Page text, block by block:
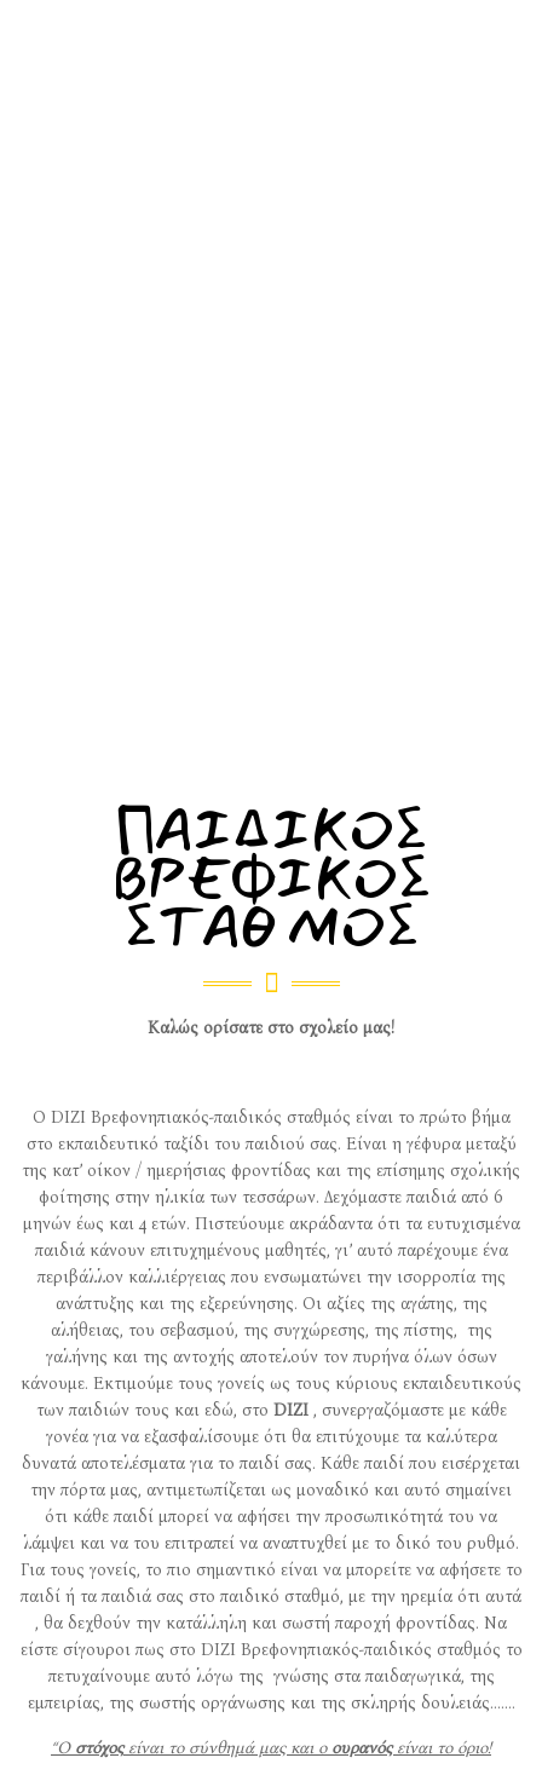
ΠΑΙΔΙΚΟΣ
ΒΡΕΦΙΚΟΣ
ΣΤΑΘΜΟΣ
Καλώς ορίσατε στο σχολείο μας!
Ο DIZI Βρεφονηπιακός-παιδικός σταθμός είναι το πρώτο βήμα
στο εκπαιδευτικό ταξίδι του παιδιού σας. Είναι η γέφυρα μεταξύ
της κατ’ οίκον / ημερήσιας φροντίδας και της επίσημης σχολικής
φοίτησης στην ηλικία των τεσσάρων. Δεχόμαστε παιδιά από 6
μηνών έως και 4 ετών. Πιστεύουμε ακράδαντα ότι τα ευτυχισμένα
παιδιά κάνουν επιτυχημένους μαθητές, γι’ αυτό παρέχουμε ένα
περιβάλλον καλλιέργειας που ενσωματώνει την ισορροπία της
ανάπτυξης και της εξερεύνησης. Οι αξίες της αγάπης, της
αλήθειας, του σεβασμού, της συγχώρεσης, της πίστης, της
γαλήνης και της αντοχής αποτελούν τον πυρήνα όλων όσων
κάνουμε. Εκτιμούμε τους γονείς ως τους κύριους εκπαιδευτικούς
των παιδιών τους και εδώ, στο DIZI , συνεργαζόμαστε με κάθε
γονέα για να εξασφαλίσουμε ότι θα επιτύχουμε τα καλύτερα
δυνατά αποτελέσματα για το παιδί σας. Κάθε παιδί που εισέρχεται
την πόρτα μας, αντιμετωπίζεται ως μοναδικό και αυτό σημαίνει
ότι κάθε παιδί μπορεί να αφήσει την προσωπικότητά του να
λάμψει και να του επιτραπεί να αναπτυχθεί με το δικό του ρυθμό.
Για τους γονείς, το πιο σημαντικό είναι να μπορείτε να αφήσετε το
παιδί ή τα παιδιά σας στο παιδικό σταθμό, με την ηρεμία ότι αυτά
, θα δεχθούν την κατάλληλη και σωστή παροχή φροντίδας. Να
είστε σίγουροι πως στο DIZI Βρεφονηπιακός-παιδικός σταθμός το
πετυχαίνουμε αυτό λόγω της γνώσης στα παιδαγωγικά, της
εμπειρίας, της σωστής οργάνωσης και της σκληρής δουλειάς.……
“Ο στόχοςείναι το σύνθημά μας και ο ουρανόςείναι το όριο!